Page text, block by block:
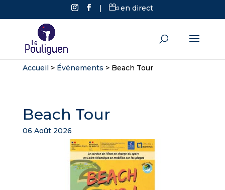
| en direct
Accueil> Événements > Beach Tour
Beach Tour
06 Août 2026